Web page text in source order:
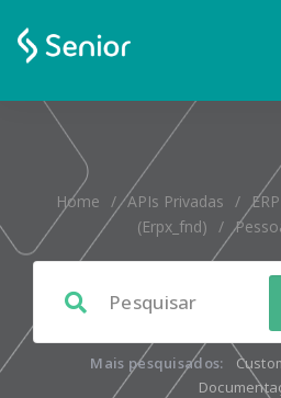
Home / APIs Privadas /
(erpx_fnd) /
Mais pesquisados: